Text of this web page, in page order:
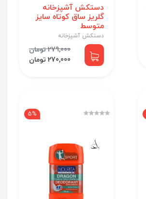
دستکش آشپزخانه
گلریز ساق کوتاه سایز
متوسط
دستکش آشپزخانه
279,000 تومان
270,000 تومان
5%